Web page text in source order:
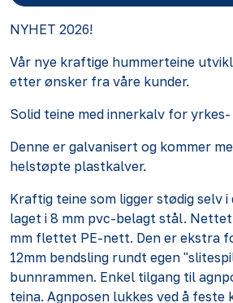
NYHET 2026!
Vår nye kraftige hummerteine
etter ønsker fra våre kunder.
Solid teine med innerkalv for
Denne er galvanisert og kommer
helstøpte plastkalver.
Kraftig teine som ligger stødig selv
laget i 8 mm pvc-belagt stål. Nettet
mm flettet PE-nett. Den er ekstra
12mm bendsling rundt egen
bunnrammen. Enkel tilgang til
teina. Agnposen lukkes ved å feste